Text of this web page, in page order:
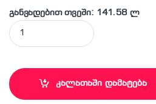
განვადებით თვეში: 141.58 ლ
კონდიციონერი BEKO BBVCM
კალათაში დამატება